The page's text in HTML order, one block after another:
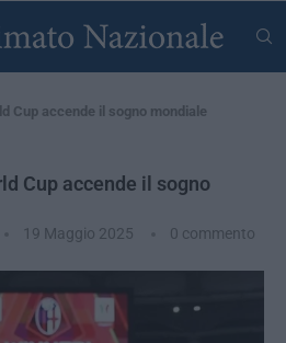
Cup accende il sogno mondiale
Cup accende il sogno
19 Maggio 2025 0 commento